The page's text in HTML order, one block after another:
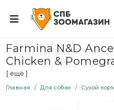
Farmina N&D
Chicken &
сухой
щенков мелких
[ ещё ]
Главная Для собак Сухой